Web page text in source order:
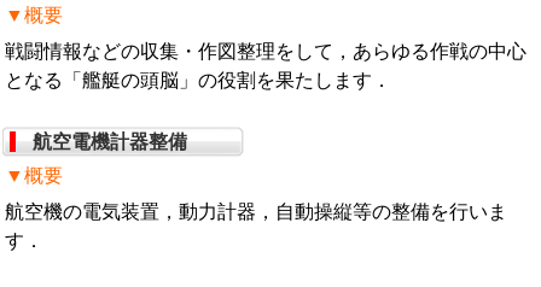
▼概要
戦闘情報などの収集・作図整理をして，あらゆる作戦の中心
となる「艦艇の頭脳」の役割を果たします．
航空電機計器整備
▼概要
航空機の電気装置，動力計器，自動操縦等の整備を行いま
す．